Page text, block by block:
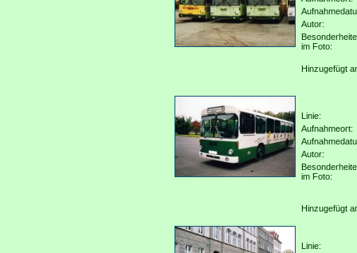
Autor:
im Foto:
Hinzugefügt
Linie:
Aufnahmeort:
Autor:
im Foto:
Hinzugefügt
Linie: